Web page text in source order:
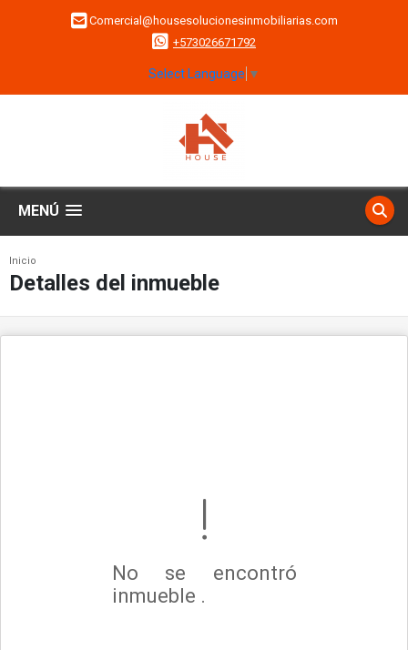
Comercial@housesolucionesinmobiliarias.com
+573026671792
Select Language ▼
MENÚ
Inicio
Detalles del inmueble
No se encontró
inmueble .